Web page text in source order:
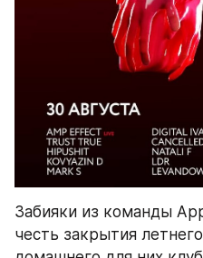
Забияки из команды
честь закрытия